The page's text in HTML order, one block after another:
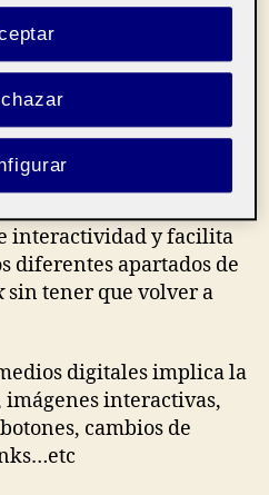
tipografías sin serifa,
muchos espacios en
y en general en la
en resumen,
la revista física sin
digital y visual.
permanecerá fijo en
interactividad y facilita
diferentes apartados de
sin tener que volver a
digitales implica la
interactivas,
cambios de